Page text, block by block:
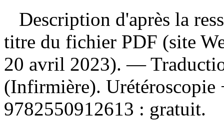
Description d'après la
titre du fichier PDF (site
20 avril 2023). —
(Infirmière).
9782550912613 : gratuit.